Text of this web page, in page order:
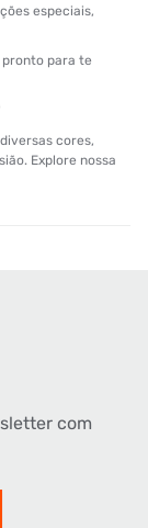
especiais,
para te
cores,
Explore nossa
com